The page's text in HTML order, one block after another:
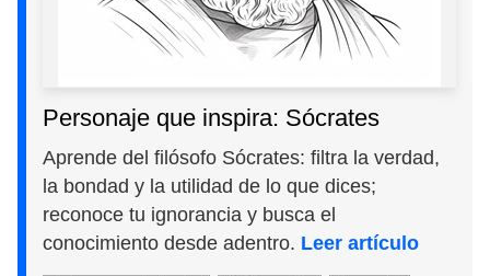
Personaje que inspira: Sócrates
Aprende del filósofo Sócrates: filtra la verdad,
la bondad y la utilidad de lo que dices;
reconoce tu ignorancia y busca el
conocimiento desde adentro. Leer artículo